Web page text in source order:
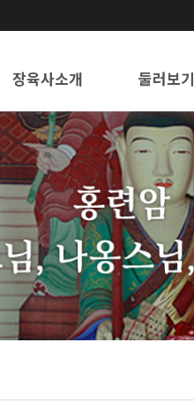
장육사소개
주지스님 인사말씀
유래 및 연혁
나옹왕사 창건 성지
오시는 길
둘러보기
전각 소개
문화재 소개